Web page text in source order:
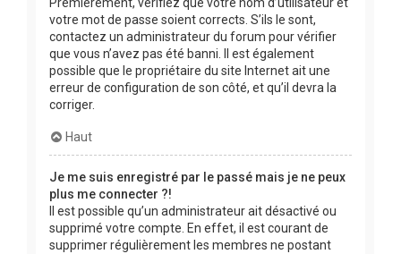
votre mot de passe soient corrects. S’ils le sont,
contactez un administrateur du forum pour vérifier
que vous n’avez pas été banni. Il est également
possible que le propriétaire du site Internet ait une
erreur de configuration de son côté, et qu’il devra la
corriger.
Haut
Je me suis enregistré par le passé mais je ne peux
plus me connecter ?!
Il est possible qu’un administrateur ait désactivé ou
supprimé votre compte. En effet, il est courant de
supprimer régulièrement les membres ne postant